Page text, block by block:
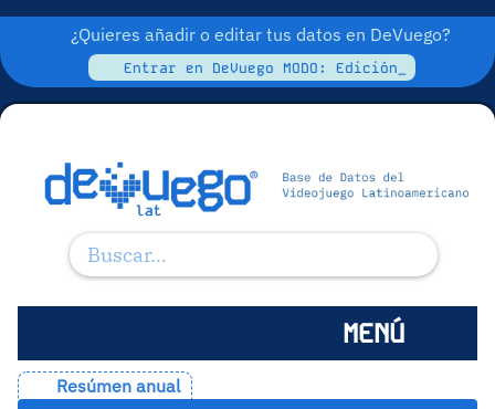
¿Quieres añadir o editar tus datos en DeVuego?
Entrar en DeVuego MODO: Edición_
MENÚ
Resúmen anual